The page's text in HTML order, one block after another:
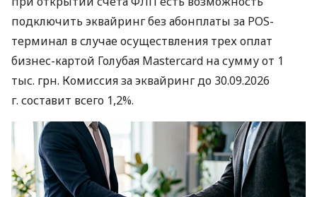
подключить эквайринг без абонплаты за POS-
терминал в случае осуществления трех оплат
бизнес-картой Голубая Mastercard на сумму от 1
тыс. грн. Комиссия за эквайринг до 30.09.2026
г. составит всего 1,2%.